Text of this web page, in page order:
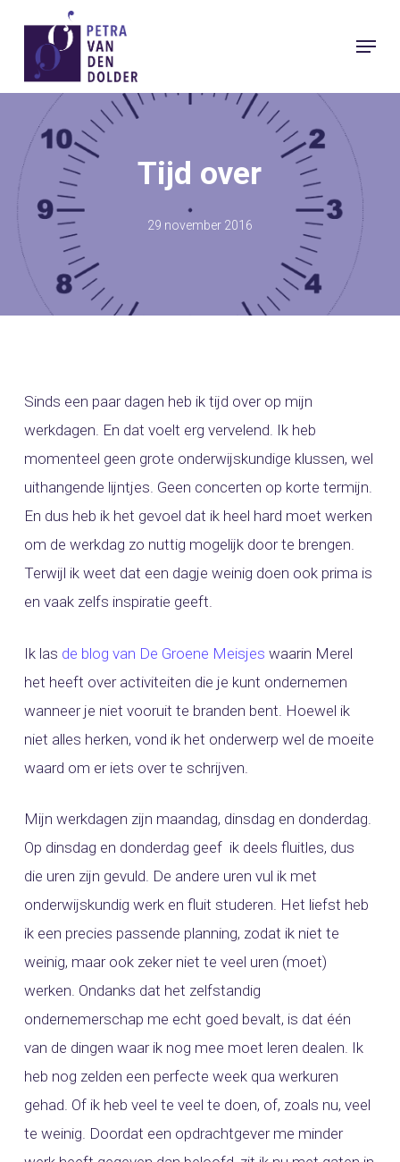
Menu
Tijd over
29 november 2016
Sinds een paar dagen heb ik tijd over op mijn
werkdagen. En dat voelt erg vervelend. Ik heb
momenteel geen grote onderwijskundige klussen, wel
uithangende lijntjes. Geen concerten op korte termijn.
En dus heb ik het gevoel dat ik heel hard moet werken
om de werkdag zo nuttig mogelijk door te brengen.
Terwijl ik weet dat een dagje weinig doen ook prima is
en vaak zelfs inspiratie geeft.
Ik las de blog van De Groene Meisjes waarin Merel
het heeft over activiteiten die je kunt ondernemen
wanneer je niet vooruit te branden bent. Hoewel ik
niet alles herken, vond ik het onderwerp wel de moeite
waard om er iets over te schrijven.
Mijn werkdagen zijn maandag, dinsdag en donderdag.
Op dinsdag en donderdag geef ik deels fluitles, dus
die uren zijn gevuld. De andere uren vul ik met
onderwijskundig werk en fluit studeren. Het liefst heb
ik een precies passende planning, zodat ik niet te
weinig, maar ook zeker niet te veel uren (moet)
werken. Ondanks dat het zelfstandig
ondernemerschap me echt goed bevalt, is dat één
van de dingen waar ik nog mee moet leren dealen. Ik
heb nog zelden een perfecte week qua werkuren
gehad. Of ik heb veel te veel te doen, of, zoals nu, veel
te weinig. Doordat een opdrachtgever me minder
Close